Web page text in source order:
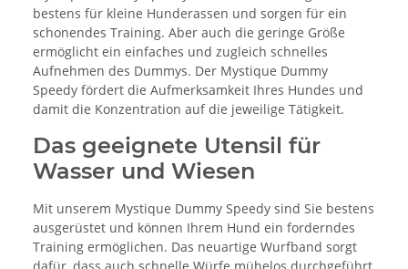
bestens für kleine Hunderassen und sorgen für ein
schonendes Training. Aber auch die geringe Größe
ermöglicht ein einfaches und zugleich schnelles
Aufnehmen des Dummys. Der Mystique Dummy
Speedy fördert die Aufmerksamkeit Ihres Hundes und
damit die Konzentration auf die jeweilige Tätigkeit.
Das geeignete Utensil für
Wasser und Wiesen
Mit unserem Mystique Dummy Speedy sind Sie bestens
ausgerüstet und können Ihrem Hund ein forderndes
Training ermöglichen. Das neuartige Wurfband sorgt